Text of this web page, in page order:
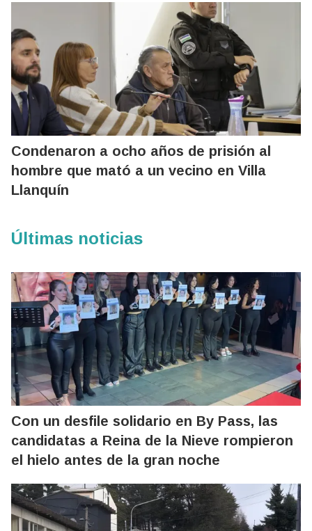
Condenaron a ocho años de prisión al
hombre que mató a un vecino en Villa
Llanquín
Últimas noticias
Con un desfile solidario en By Pass, las
candidatas a Reina de la Nieve rompieron
el hielo antes de la gran noche